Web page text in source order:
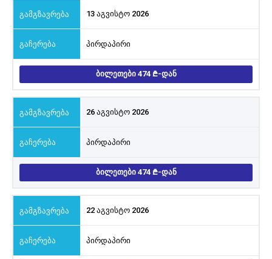
13 აგვისტო 2026
პირდაპირი
ᲑᲘᲚᲔᲗᲔᲑᲘ 474 -ᲓᲐᲜ
26 აგვისტო 2026
პირდაპირი
ᲑᲘᲚᲔᲗᲔᲑᲘ 474 -ᲓᲐᲜ
22 აგვისტო 2026
პირდაპირი